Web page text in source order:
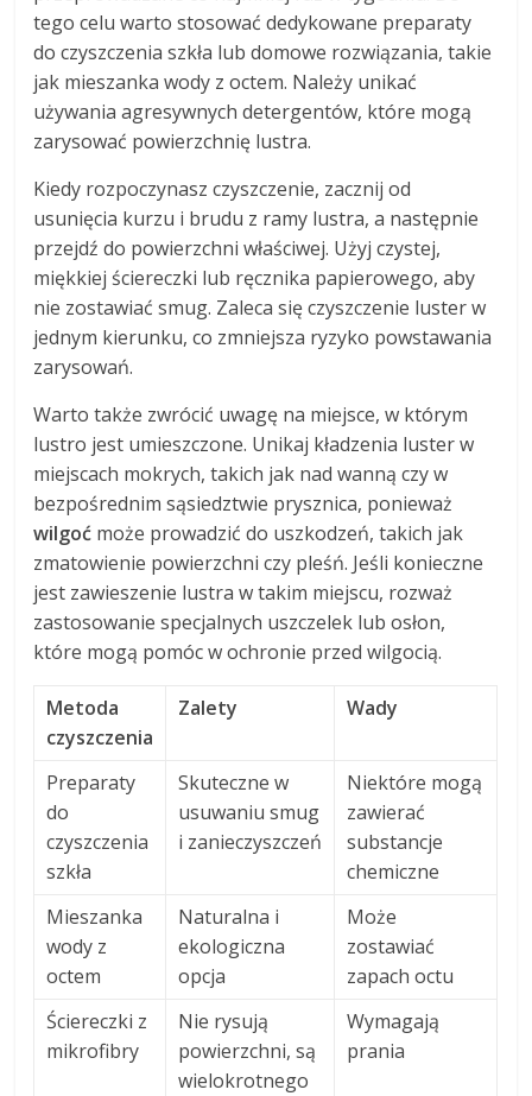
tego celu warto stosować dedykowane preparaty
do czyszczenia szkła lub domowe rozwiązania, takie
jak mieszanka wody z octem. Należy unikać
używania agresywnych detergentów, które mogą
zarysować powierzchnię lustra.
Kiedy rozpoczynasz czyszczenie, zacznij od
usunięcia kurzu i brudu z ramy lustra, a następnie
przejdź do powierzchni właściwej. Użyj czystej,
miękkiej ściereczki lub ręcznika papierowego, aby
nie zostawiać smug. Zaleca się czyszczenie luster w
jednym kierunku, co zmniejsza ryzyko powstawania
zarysowań.
Warto także zwrócić uwagę na miejsce, w którym
lustro jest umieszczone. Unikaj kładzenia luster w
miejscach mokrych, takich jak nad wanną czy w
bezpośrednim sąsiedztwie prysznica, ponieważ
wilgoć może prowadzić do uszkodzeń, takich jak
zmatowienie powierzchni czy pleśń. Jeśli konieczne
jest zawieszenie lustra w takim miejscu, rozważ
zastosowanie specjalnych uszczelek lub osłon,
które mogą pomóc w ochronie przed wilgocią.
Metoda
czyszczenia
Zalety Wady
Preparaty
do
czyszczenia
szkła
Skuteczne w
usuwaniu smug
i zanieczyszczeń
Niektóre mogą
zawierać
substancje
chemiczne
Mieszanka
wody z
octem
Naturalna i
ekologiczna
opcja
Może
zostawiać
zapach octu
Ściereczki z
mikrofibry
Nie rysują
powierzchni, są
wielokrotnego
Wymagają
prania